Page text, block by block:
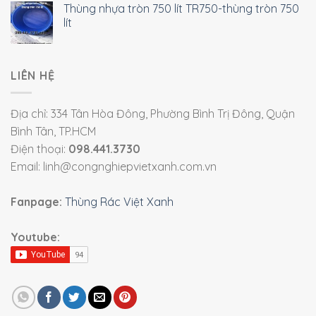
Thùng nhựa tròn 750 lít TR750-thùng tròn 750
lít
LIÊN HỆ
Địa chỉ: 334 Tân Hòa Đông, Phường Bình Trị Đông, Quận
Bình Tân, TP.HCM
Điện thoại: 098.441.3730
Email: linh@congnghiepvietxanh.com.vn
Fanpage: Thùng Rác Việt Xanh
Youtube: